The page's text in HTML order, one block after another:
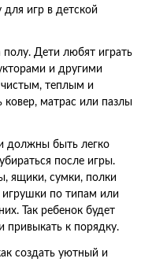
игр в детской
Дети любят играть
и другими
теплым и
матрас или пазлы
должны быть легко
после игры.
ящики, сумки, полки
игрушки по типам или
Так ребенок будет
привыкать к порядку.